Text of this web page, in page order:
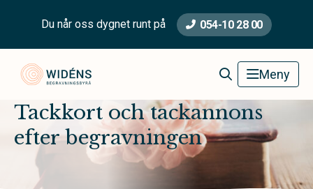
Du når oss dygnet runt på 054-10 28 00
Widéns Begravningsbyrå Meny
Tackkort och tackannons
efter begravningen